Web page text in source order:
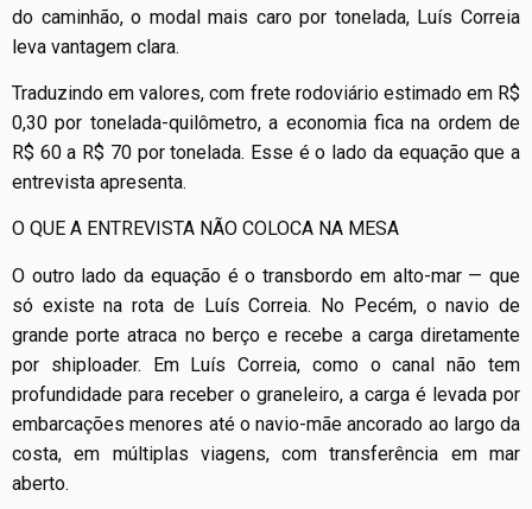
do caminhão, o modal mais caro por tonelada, Luís Correia
leva vantagem clara.
Traduzindo em valores, com frete rodoviário estimado em R$
0,30 por tonelada-quilômetro, a economia fica na ordem de
R$ 60 a R$ 70 por tonelada. Esse é o lado da equação que a
entrevista apresenta.
O QUE A ENTREVISTA NÃO COLOCA NA MESA
O outro lado da equação é o transbordo em alto-mar — que
só existe na rota de Luís Correia. No Pecém, o navio de
grande porte atraca no berço e recebe a carga diretamente
por shiploader. Em Luís Correia, como o canal não tem
profundidade para receber o graneleiro, a carga é levada por
embarcações menores até o navio-mãe ancorado ao largo da
costa, em múltiplas viagens, com transferência em mar
aberto.